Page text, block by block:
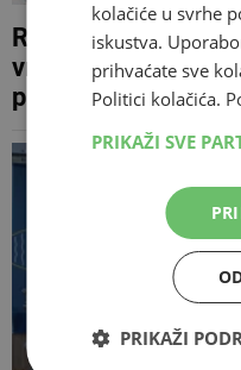
Rekonstrukcija
vrijedna je 23
prva faza od 2,5
kolačiće u svrhe
iskustva.
prihvaćate sve
Politici kolačića.
PRIKAŽI SVE
PRIKAŽI